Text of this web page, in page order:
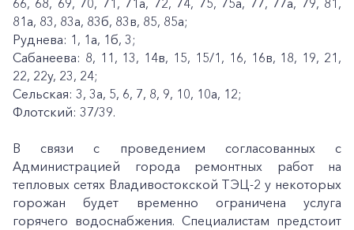
66, 68, 69, 70, 71, 71а, 72, 74, 75, 75а, 77, 77а, 79, 81,
81а, 83, 83а, 83б, 83в, 85, 85а;
Руднева: 1, 1а, 1б, 3;
Сабанеева: 8, 11, 13, 14в, 15, 15/1, 16, 16в, 18, 19, 21,
22, 22у, 23, 24;
Сельская: 3, 3а, 5, 6, 7, 8, 9, 10, 10а, 12;
Флотский: 37/39.
В связи с проведением согласованных с
Администрацией города ремонтных работ на
тепловых сетях Владивостокской ТЭЦ-2 у некоторых
горожан будет временно ограничена услуга
горячего водоснабжения. Специалистам предстоит